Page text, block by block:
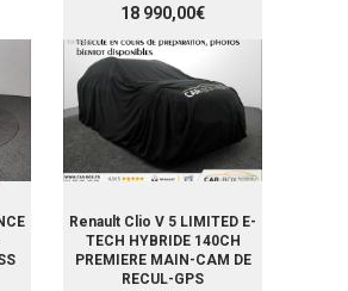
18 990,00€
Renault Clio V 5 LIMITED E-
TECH HYBRIDE 140CH
PREMIERE MAIN-CAM DE
RECUL-GPS